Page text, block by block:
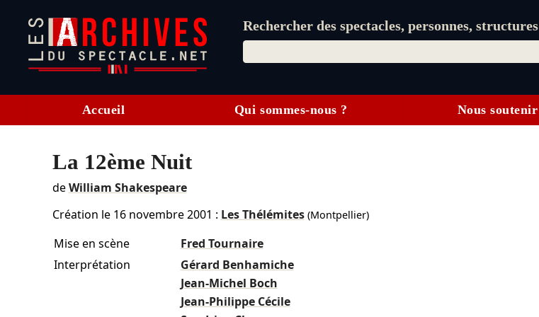
Rechercher des spectacles, personnes, structures
Accueil Qui sommes-nous ? Nous soutenir
La 12ème Nuit
deWilliam Shakespeare
Création le 16 novembre 2001 : Les Thélémites(Montpellier)
Mise en scène
Fred Tournaire
Interprétation
Gérard Benhamiche
Jean-Michel Boch
Jean-Philippe Cécile